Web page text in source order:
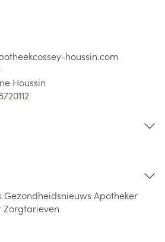
houssin.com
Houssin
Gezondheidsnieuws Apotheker
Zorgtarieven